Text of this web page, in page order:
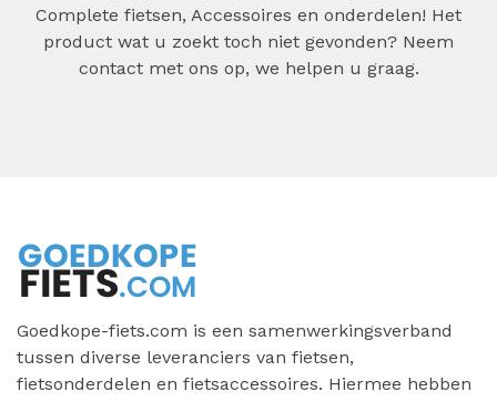
Complete fietsen, Accessoires en onderdelen! Het
product wat u zoekt toch niet gevonden? Neem
contact met ons op, we helpen u graag.
Goedkope-fiets.com is een samenwerkingsverband
tussen diverse leveranciers van fietsen,
fietsonderdelen en fietsaccessoires. Hiermee hebben